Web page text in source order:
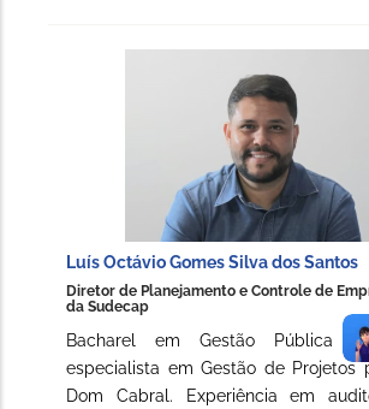
Luís Octávio Gomes Silva dos Santos
Diretor de Planejamento e Controle de
da Sudecap
Bacharel em Gestão Pública
especialista em Gestão de Projetos
Dom Cabral. Experiência em